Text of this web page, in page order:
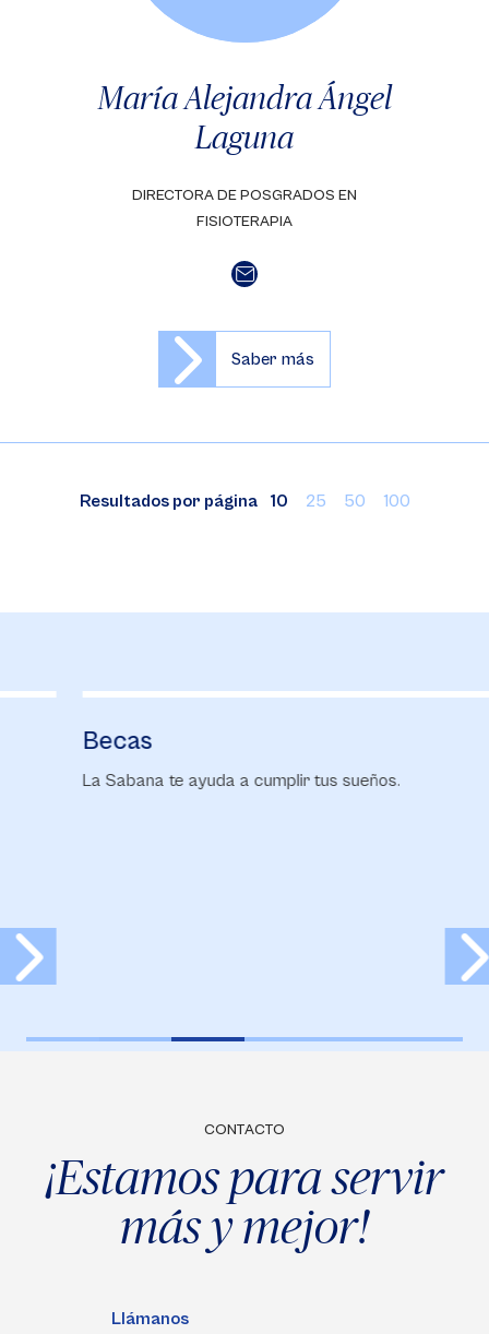
María Alejandra Ángel
Laguna
DIRECTORA DE POSGRADOS EN
FISIOTERAPIA
Saber más
Resultados por página 10 25 50 100
Becas
La Sabana te ayuda a cumplir tus sueños.
CONTACTO
¡Estamos para servir
más y mejor!
Llámanos